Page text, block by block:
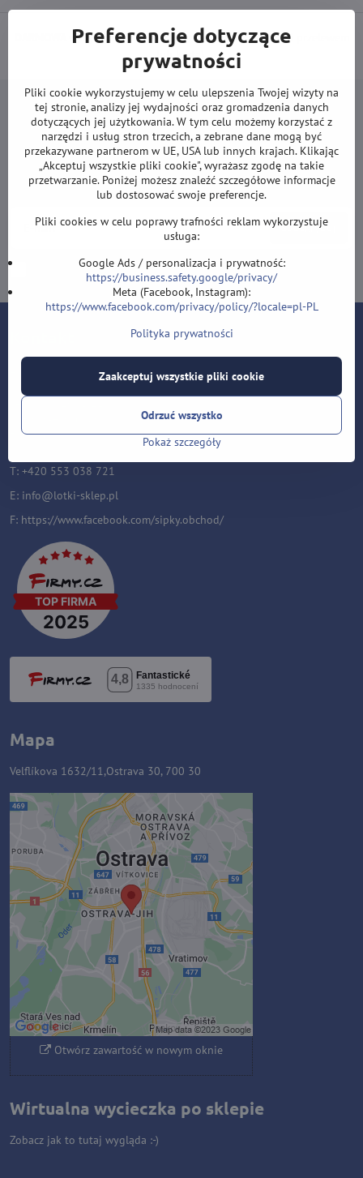
DARMOWA wysyłka od 500 zł(obowiązuje przy płatności przelewem
lub kartą).
Newsletter
Zapisz się do naszego newslettera:
Subskrybuj
Chcę zapisać się do newslettera przez e-mail
Velflíkova 1632/11
700 30
T: +420 553 038 721
E: info@lotki-sklep.pl
F: https://www.facebook.com/sipky.obchod/
Mapa
Velflíkova 1632/11,Ostrava 30, 700 30
Zawartość zewnętrzna jest
blokowana przez opcje
prywatności
Czy chcesz załadować zawartość
zewnętrzną?
Zezwól raz
Zezwalaj zawsze - zgadzam się z
typem pliku cookie: Funkcjonalny
Otwórz zawartość w nowym oknie
Wirtualna wycieczka po sklepie
Zobacz jak to tutaj wygląda :-)
Preferencje dotyczące
prywatności
Pliki cookie wykorzystujemy w celu ulepszenia Twojej wizyty na
tej stronie, analizy jej wydajności oraz gromadzenia danych
dotyczących jej użytkowania. W tym celu możemy korzystać z
narzędzi i usług stron trzecich, a zebrane dane mogą być
przekazywane partnerom w UE, USA lub innych krajach. Klikając
„Akceptuj wszystkie pliki cookie", wyrażasz zgodę na takie
przetwarzanie. Poniżej możesz znaleźć szczegółowe informacje
lub dostosować swoje preferencje.
Pliki cookies w celu poprawy trafności reklam wykorzystuje
usługa:
Google Ads / personalizacja i prywatność:
https://business.safety.google/privacy/
Meta (Facebook, Instagram):
https://www.facebook.com/privacy/policy/?locale=pl-PL
Polityka prywatności
Pokaż szczegóły
Zaakceptuj wszystkie pliki cookie
Odrzuć wszystko